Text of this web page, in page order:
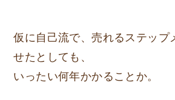
仮に自己流で、売れるステップ
せたとしても、
いったい何年かかることか。